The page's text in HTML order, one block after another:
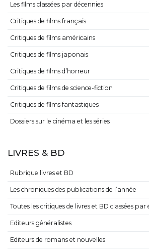
Les films classées par décennies
Critiques de films français
Critiques de films américains
Critiques de films japonais
Critiques de films d’horreur
Critiques de films de science-fiction
Critiques de films fantastiques
Dossiers sur le cinéma et les séries
LIVRES & BD
Rubrique livres et BD
Les chroniques des publications de l’année
Toutes les critiques de livres et BD classées par
Editeurs généralistes
Editeurs de romans et nouvelles